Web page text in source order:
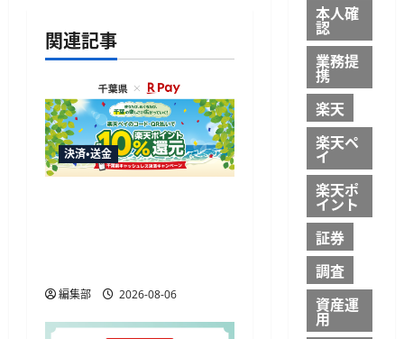
シ
ョ
ン
関連記事
決済・送金
編集部 2026-08-06
本人確
認
業務提
携
楽天
楽天ペ
イ
楽天ポ
イント
証券
調査
資産運
用